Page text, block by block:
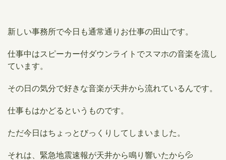
新しい事務所で今日も通常通りお仕事の田山です。
仕事中はスピーカー付ダウンライトでスマホの音楽を流し
ています。
その日の気分で好きな音楽が天井から流れているんです。
仕事もはかどるというものです。
ただ今日はちょっとびっくりしてしまいました。
それは、緊急地震速報が天井から鳴り響いたから💦